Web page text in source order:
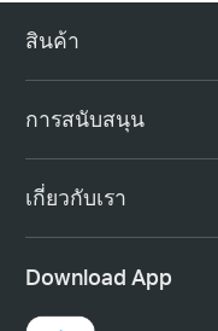
สินค้า
การสนับสนุน
เกี่ยวกับเรา
Download App